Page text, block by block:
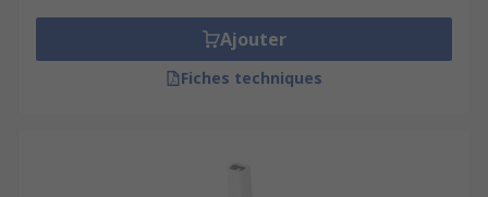
Ajouter
Fiches techniques